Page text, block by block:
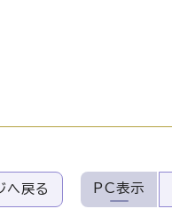
へ戻る PC表示